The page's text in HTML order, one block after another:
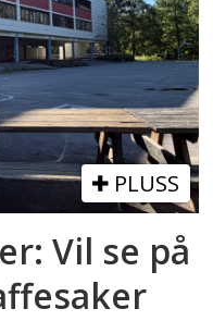
PLUSS
Vil se på